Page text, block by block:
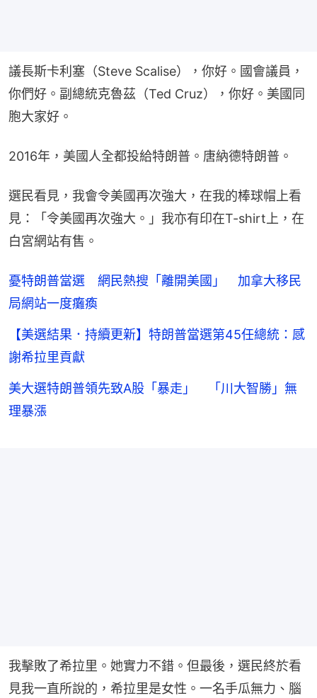
議長斯卡利塞（Steve Scalise），你好。國會議員，
你們好。副總統克魯茲（Ted Cruz），你好。美國同
胞大家好。
2016年，美國人全都投給特朗普。唐納德特朗普。
選民看見，我會令美國再次強大，在我的棒球帽上看
見：「令美國再次強大。」我亦有印在T-shirt上，在
白宮網站有售。
憂特朗普當選 網民熱搜「離開美國」 加拿大移民
局網站一度癱瘓
【美選結果．持續更新】特朗普當選第45任總統：感
謝希拉里貢獻
美大選特朗普領先致A股「暴走」 「川大智勝」無
理暴漲
我擊敗了希拉里。她實力不錯。但最後，選民終於看
見我一直所說的，希拉里是女性。一名手瓜無力、腦